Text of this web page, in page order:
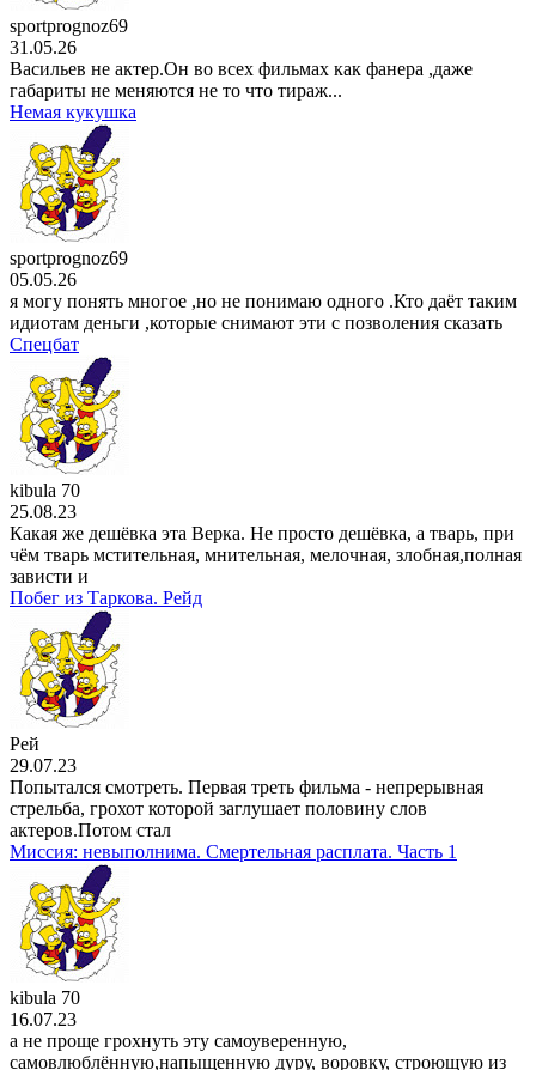
sportprognoz69
31.05.26
Васильев не актер.Он во всех фильмах как фанера ,даже
габариты не меняются не то что тираж...
Немая кукушка
sportprognoz69
05.05.26
я могу понять многое ,но не понимаю одного .Кто даёт таким
идиотам деньги ,которые снимают эти с позволения сказать
Спецбат
kibula 70
25.08.23
Какая же дешёвка эта Верка. Не просто дешёвка, а тварь, при
чём тварь мстительная, мнительная, мелочная, злобная,полная
зависти и
Побег из Таркова. Рейд
Рей
29.07.23
Попытался смотреть. Первая треть фильма - непрерывная
стрельба, грохот которой заглушает половину слов
актеров.Потом стал
Миссия: невыполнима. Смертельная расплата. Часть 1
kibula 70
16.07.23
а не проще грохнуть эту самоуверенную,
самовлюблённую,напыщенную дуру, воровку, строющую из